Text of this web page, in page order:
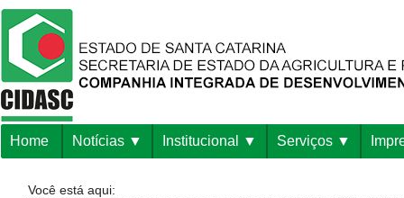
Home Notícias Institucional Serviços
Você está aqui: